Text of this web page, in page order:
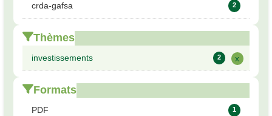
crda-gafsa 2
Thèmes
investissements 2 x
Formats
PDF 1